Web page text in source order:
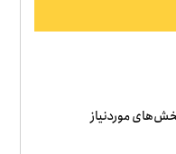
موردنیاز